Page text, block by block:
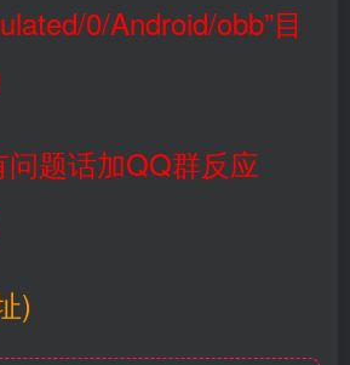
0/Android/obb”目
话加QQ群反应
)